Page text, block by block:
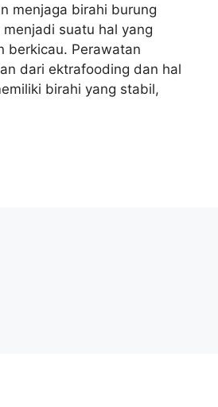
menjaga birahi burung
suatu hal yang
berkicau. Perawatan
dari ektrafooding dan hal
birahi yang stabil,